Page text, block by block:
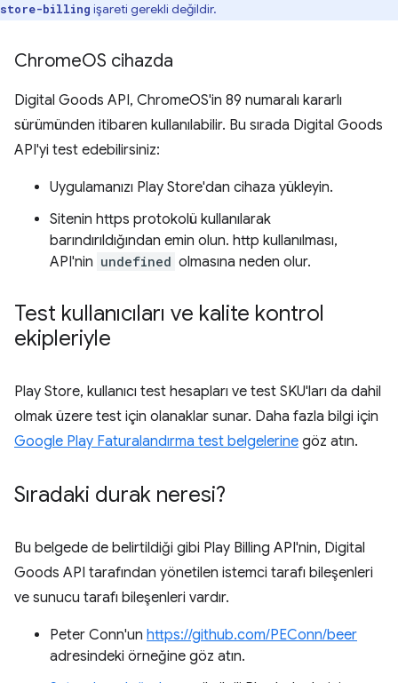
store-billing işareti gerekli değildir.
ChromeOS cihazda
Digital Goods API, ChromeOS'in 89 numaralı kararlı
sürümünden itibaren kullanılabilir. Bu sırada Digital Goods
API'yi test edebilirsiniz:
Uygulamanızı Play Store'dan cihaza yükleyin.
Sitenin https protokolü kullanılarak
barındırıldığından emin olun. http kullanılması,
API'nin undefined olmasına neden olur.
Test kullanıcıları ve kalite kontrol
ekipleriyle
Play Store, kullanıcı test hesapları ve test SKU'ları da dahil
olmak üzere test için olanaklar sunar. Daha fazla bilgi için
Google Play Faturalandırma test belgelerine göz atın.
Sıradaki durak neresi?
Bu belgede de belirtildiği gibi Play Billing API'nin, Digital
Goods API tarafından yönetilen istemci tarafı bileşenleri
ve sunucu tarafı bileşenleri vardır.
Peter Conn'un https://github.com/PEConn/beer
adresindeki örneğine göz atın.